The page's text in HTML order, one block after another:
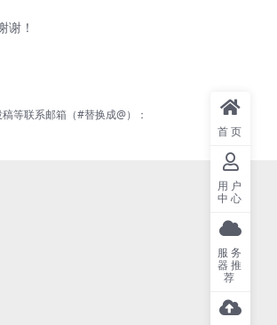
谢！
等联系邮箱（#替换成@）：
首页
用户
中心
服务
器推
荐